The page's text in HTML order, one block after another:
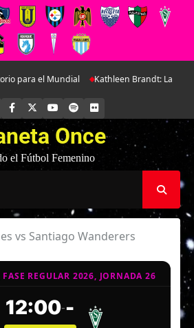
el Mundial Kathleen Brandt: La joven
FACEBOOK YOUTUBE
SPOTIFYFLICKR
Once
el Fútbol Femenino
vs Santiago Wanderers
REGULAR 2026, JORNADA 26
12:00--